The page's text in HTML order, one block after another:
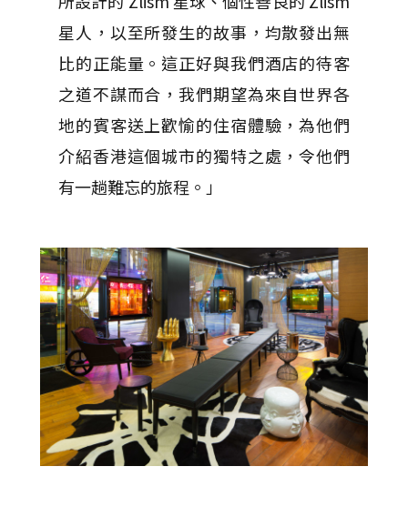
星人，以至所發生的故事，均散發出無
比的正能量。這正好與我們酒店的待客
之道不謀而合，我們期望為來自世界各
地的賓客送上歡愉的住宿體驗，為他們
介紹香港這個城市的獨特之處，令他們
有一趟難忘的旅程。」